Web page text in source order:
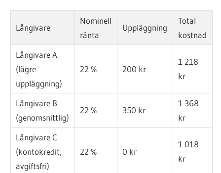
Långivare
Nominell
ränta
Uppläggning
Total
kostnad
Långivare A
(lägre
uppläggning)
22 % 200 kr
1 218
kr
Långivare B
(genomsnittlig)
22 % 350 kr
1 368
kr
Långivare C
(kontokredit,
avgiftsfri)
22 % 0 kr
1 018
kr